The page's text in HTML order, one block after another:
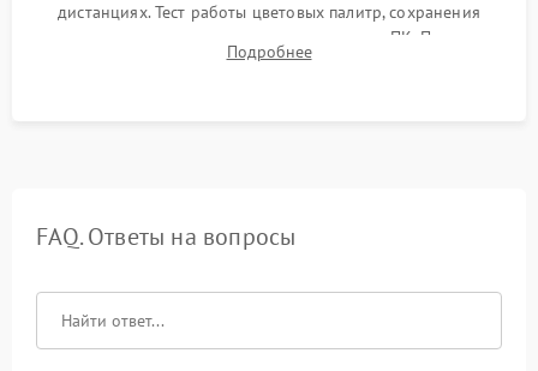
дистанциях. Тест работы цветовых палитр, сохранения
термограмм в память и передачи данных на ПК. Проверка
автономности работы и итоговый контроль качества.
Подробнее
FAQ. Ответы на вопросы